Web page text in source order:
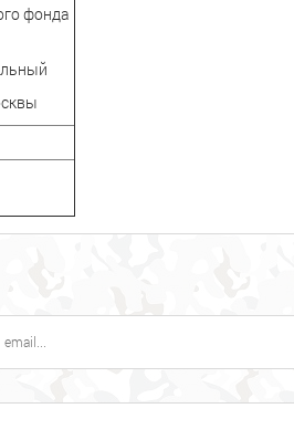
фонда